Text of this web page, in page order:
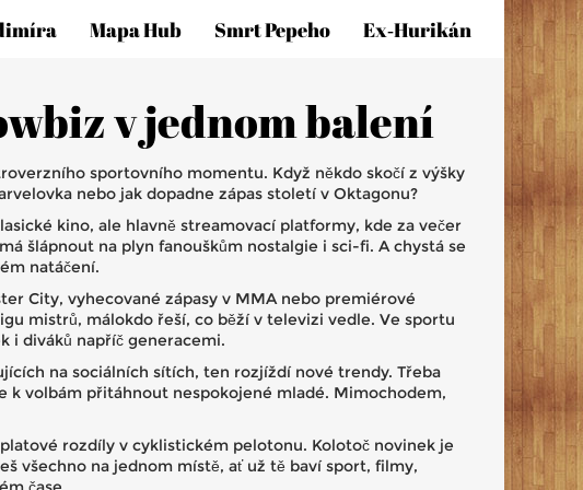
Mapa Hub Smrt Pepeho Ex‑hurikán
v jednom balení
sportovního momentu. Když někdo skočí z výšky
nebo jak dopadne zápas století v Oktagonu?
kino, ale hlavně streamovací platformy, kde za večer
šlápnout na plyn fanouškům nostalgie i sci-fi. A chystá se
natáčení.
City, vyhecované zápasy v MMA nebo premiérové
mistrů, málokdo řeší, co běží v televizi vedle. Ve sportu
i diváků napříč generacemi.
na sociálních sítích, ten rozjíždí nové trendy. Třeba
k volbám přitáhnout nespokojené mladé. Mimochodem,
rozdíly v cyklistickém pelotonu. Kolotoč novinek je
všechno na jednom místě, ať už tě baví sport, filmy,